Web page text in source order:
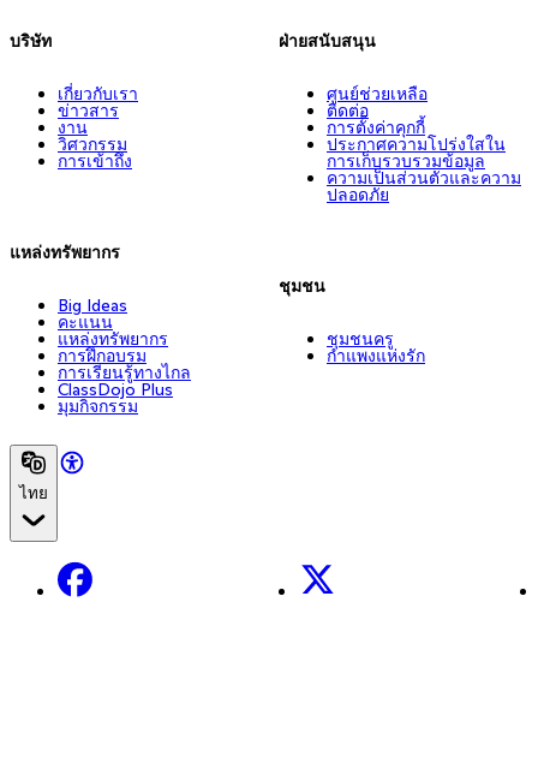
บริษัท
เกี่ยวกับเรา
ข่าวสาร
งาน
วิศวกรรม
การเข้าถึง
แหล่งทรัพยากร
Big Ideas
คะแนน
แหล่งทรัพยากร
การฝึกอบรม
การเรียนรู้ทางไกล
ClassDojo Plus
มุมกิจกรรม
ฝ่ายสนับสนุน
ศูนย์ช่วยเหลือ
ติดต่อ
การตั้งค่าคุกกี้
ประกาศความโปร่งใสใน
การเก็บรวบรวมข้อมูล
ความเป็นส่วนตัวและความ
ปลอดภัย
ชุมชน
ชุมชนครู
กำแพงแห่งรัก
ไทย
Facebook X